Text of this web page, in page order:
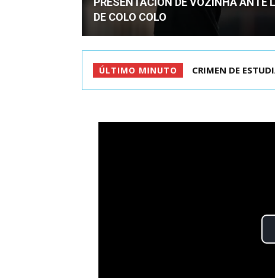
DE COLO COLO
ÚLTIMO MINUTO CRIMEN DE